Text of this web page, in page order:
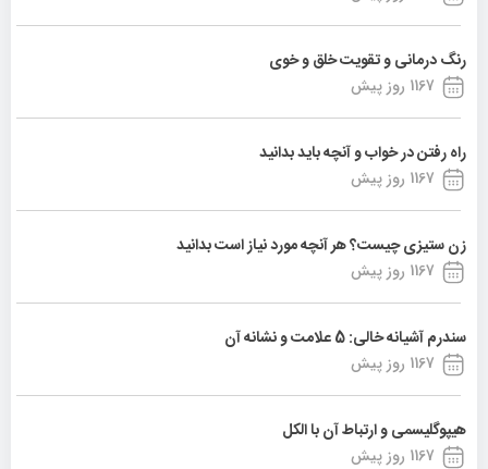
رنگ درمانی و تقویت خلق و خوی
1167 روز پیش
راه رفتن در خواب و آنچه باید بدانید
1167 روز پیش
زن ستیزی چیست؟ هر آنچه مورد نیاز است بدانید
1167 روز پیش
سندرم آشیانه خالی: 5 علامت و نشانه آن
1167 روز پیش
هیپوگلیسمی و ارتباط آن با الکل
1167 روز پیش